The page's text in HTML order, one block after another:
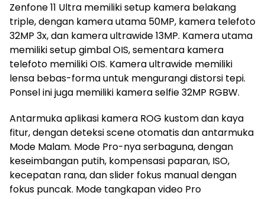
Zenfone 11 Ultra memiliki setup kamera belakang
triple, dengan kamera utama 50MP, kamera telefoto
32MP 3x, dan kamera ultrawide 13MP. Kamera utama
memiliki setup gimbal OIS, sementara kamera
telefoto memiliki OIS. Kamera ultrawide memiliki
lensa bebas-forma untuk mengurangi distorsi tepi.
Ponsel ini juga memiliki kamera selfie 32MP RGBW.
Antarmuka aplikasi kamera ROG kustom dan kaya
fitur, dengan deteksi scene otomatis dan antarmuka
Mode Malam. Mode Pro-nya serbaguna, dengan
keseimbangan putih, kompensasi paparan, ISO,
kecepatan rana, dan slider fokus manual dengan
fokus puncak. Mode tangkapan video Pro